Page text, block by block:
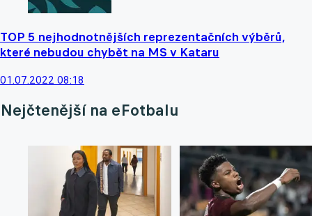
TOP 5 nejhodnotnějších reprezentačních výběrů,
které nebudou chybět na MS v Kataru
01.07.2022 08:18
Nejčtenější na eFotbalu